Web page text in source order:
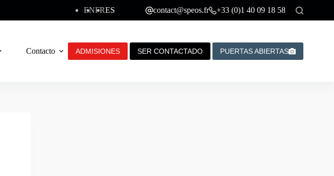
ENFRES contact@speos.fr +33 (0)1 40 09 18 58
Contacto ADMISIONES SER CONTACTADO PUERTAS ABIERTAS